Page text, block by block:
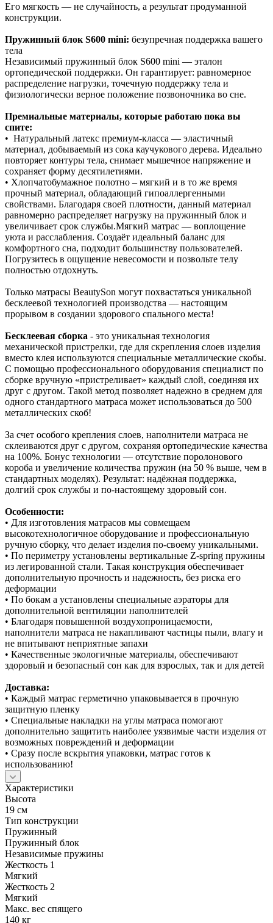
Его мягкость — не случайность, а результат продуманной
конструкции.
Пружинный блок S600 mini: безупречная поддержка вашего
тела
Независимый пружинный блок S600 mini — эталон
ортопедической поддержки. Он гарантирует: равномерное
распределение нагрузки, точечную поддержку тела и
физиологически верное положение позвоночника во сне.
Премиальные материалы, которые работаю пока вы
спите:
• Натуральный латекс премиум‑класса — эластичный
материал, добываемый из сока каучукового дерева. Идеально
повторяет контуры тела, снимает мышечное напряжение и
сохраняет форму десятилетиями.
• Хлопчатобумажное полотно – мягкий и в то же время
прочный материал, обладающий гипоаллергенными
свойствами. Благодаря своей плотности, данный материал
равномерно распределяет нагрузку на пружинный блок и
увеличивает срок службы.Мягкий матрас — воплощение
уюта и расслабления. Создаёт идеальный баланс для
комфортного сна, подходит большинству пользователей.
Погрузитесь в ощущение невесомости и позвольте телу
полностью отдохнуть.
Только матрасы BeautySon могут похвастаться уникальной
бесклеевой технологией производства — настоящим
прорывом в создании здорового спального места!
Бесклеевая сборка - это уникальная технология
механической пристрелки, где для скрепления слоев изделия
вместо клея используются специальные металлические скобы.
С помощью профессионального оборудования специалист по
сборке вручную «пристреливает» каждый слой, соединяя их
друг с другом. Такой метод позволяет надежно в среднем для
одного стандартного матраса может использоваться до 500
металлических скоб!
За счет особого крепления слоев, наполнители матраса не
склеиваются друг с другом, сохраняя ортопедические качества
на 100%. Бонус технологии — отсутствие поролонового
короба и увеличение количества пружин (на 50 % выше, чем в
стандартных моделях). Результат: надёжная поддержка,
долгий срок службы и по‑настоящему здоровый сон.
Особенности:
• Для изготовления матрасов мы совмещаем
высокотехнологичное оборудование и профессиональную
ручную сборку, что делает изделия по-своему уникальными.
• По периметру установлены вертикальные Z-spring пружины
из легированной стали. Такая конструкция обеспечивает
дополнительную прочность и надежность, без риска его
деформации
• По бокам а установлены специальные аэраторы для
дополнительной вентиляции наполнителей
• Благодаря повышенной воздухопроницаемости,
наполнители матраса не накапливают частицы пыли, влагу и
не впитывают неприятные запахи
• Качественные экологичные материалы, обеспечивают
здоровый и безопасный сон как для взрослых, так и для детей
Доставка:
• Каждый матрас герметично упаковывается в прочную
защитную пленку
• Специальные накладки на углы матраса помогают
дополнительно защитить наиболее уязвимые части изделия от
возможных повреждений и деформации
• Сразу после вскрытия упаковки, матрас готов к
использованию!
Характеристики
Высота
19 см
Тип конструкции
Пружинный
Пружинный блок
Независимые пружины
Жесткость 1
Мягкий
Жесткость 2
Мягкий
Макс. вес спящего
140 кг